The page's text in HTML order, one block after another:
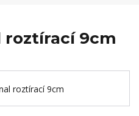
roztírací 9cm